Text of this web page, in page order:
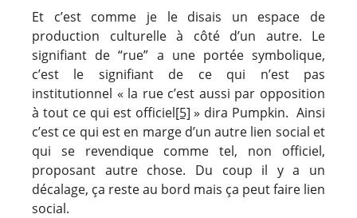
Et c’est comme je le disais un espace de
production culturelle à côté d’un autre. Le
signifiant de “rue” a une portée symbolique,
c’est le signifiant de ce qui n’est pas
institutionnel « la rue c’est aussi par opposition
à tout ce qui est officiel[5] » dira Pumpkin. Ainsi
c’est ce qui est en marge d’un autre lien social et
qui se revendique comme tel, non officiel,
proposant autre chose. Du coup il y a un
décalage, ça reste au bord mais ça peut faire lien
social.